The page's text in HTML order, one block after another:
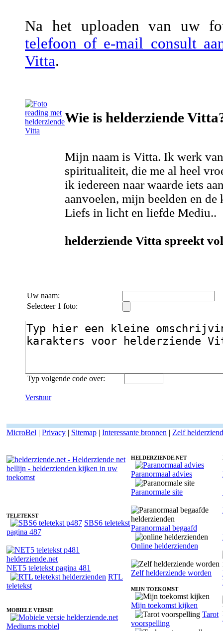
Na het uploaden van uw
telefoon of e-mail consult
Vitta.
Wie is helderziende
Mijn naam is Vitta. Ik werk
spiritualiteit, die me al heel
ik iedereen naar waarde iets
aanvoelen, mijn beelden en de
Liefs in licht en liefde Mediu..
helderziende Vitta spreekt
Uw naam:
Selecteer 1 foto:
Typ volgende code over:
Verstuur
MicroBel | Privacy | Sitemap | Interessante bronnen | Zelf
TELETEKST
SBS6 teletekst
pagina 487
NET5 teletekst pagina 481
RTL
teletekst
MOBIELE VERSIE
Mediums mobiel
HELDERZIENDE.NET
Paranormaal advies
Paranormale site
Paranormaal begaafd
Online helderzienden
Zelf helderziende worden
MIJN TOEKOMST
Mijn toekomst kijken
Tarot
voorspelling